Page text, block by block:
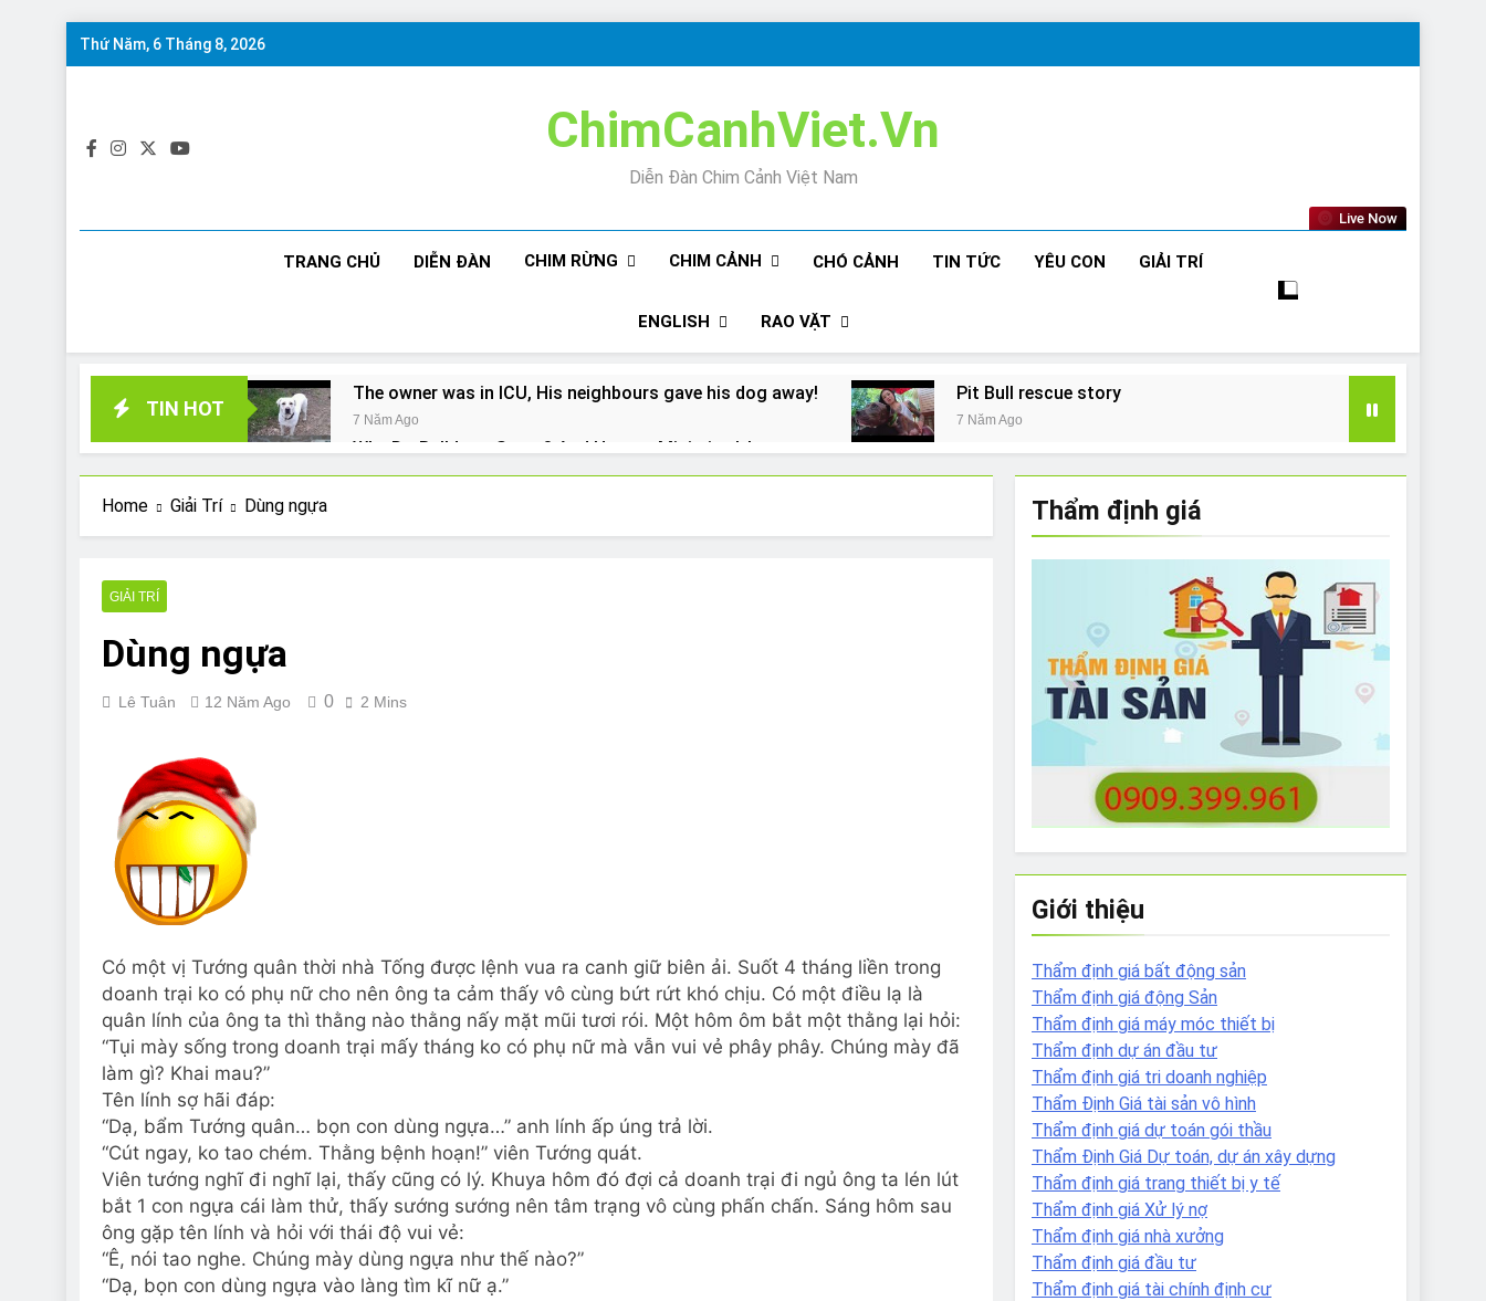
Skip
Thứ Năm, 6 Tháng 8, 2026
ChimCanhViet.Vn
Diễn Đàn Chim Cảnh Việt Nam
Live Now
TRANG CHỦ DIỄN ĐÀN CHIM RỪNG CHIM CẢNH CHÓ CẢNH TIN TỨC YÊU CON GIẢI TRÍ
ENGLISH RAO VẶT
TIN HOT
The owner was in ICU, His neighbours gave his dog away!
7 Năm Ago
Pit Bull rescue story
7 Năm Ago
Why Do Bulldogs Snore? And How to Minimize It!
7 Năm Ago
The Ultimate Guide to What Bulldogs Can (and can’t) Eat
7 Năm Ago
How Often Do I Need to Groom My Bulldog
Home Giải Trí Dùng ngựa
GIẢI TRÍ
Dùng ngựa
Lê Tuân 12 Năm Ago 0 2 Mins
Có một vị Tướng quân thời nhà Tống được lệnh vua ra canh giữ biên ải. Suốt 4 tháng liền trong
doanh trại ko có phụ nữ cho nên ông ta cảm thấy vô cùng bứt rứt khó chịu. Có một điều lạ là
quân lính của ông ta thì thằng nào thằng nấy mặt mũi tươi rói. Một hôm ôm bắt một thằng lại hỏi:
“Tụi mày sống trong doanh trại mấy tháng ko có phụ nữ mà vẫn vui vẻ phây phây. Chúng mày đã
làm gì? Khai mau?”
Tên lính sợ hãi đáp:
“Dạ, bẩm Tướng quân… bọn con dùng ngựa…” anh lính ấp úng trả lời.
“Cút ngay, ko tao chém. Thằng bệnh hoạn!” viên Tướng quát.
Viên tướng nghĩ đi nghĩ lại, thấy cũng có lý. Khuya hôm đó đợi cả doanh trại đi ngủ ông ta lén lút
bắt 1 con ngựa cái làm thử, thấy sướng sướng nên tâm trạng vô cùng phấn chấn. Sáng hôm sau
ông gặp tên lính và hỏi với thái độ vui vẻ:
“Ê, nói tao nghe. Chúng mày dùng ngựa như thế nào?”
“Dạ, bọn con dùng ngựa vào làng tìm kĩ nữ ạ.”
Thẩm định giá
Giới thiệu
Thẩm định giá bất động sản
Thẩm định giá động Sản
Thẩm định giá máy móc thiết bị
Thẩm định dự án đầu tư
Thẩm định giá tri doanh nghiệp
Thẩm Định Giá tài sản vô hình
Thẩm định giá dự toán gói thầu
Thẩm Định Giá Dự toán, dự án xây dựng
Thẩm định giá trang thiết bị y tế
Thẩm định giá Xử lý nợ
Thẩm định giá nhà xưởng
Thẩm định giá đầu tư
Thẩm định giá tài chính định cư